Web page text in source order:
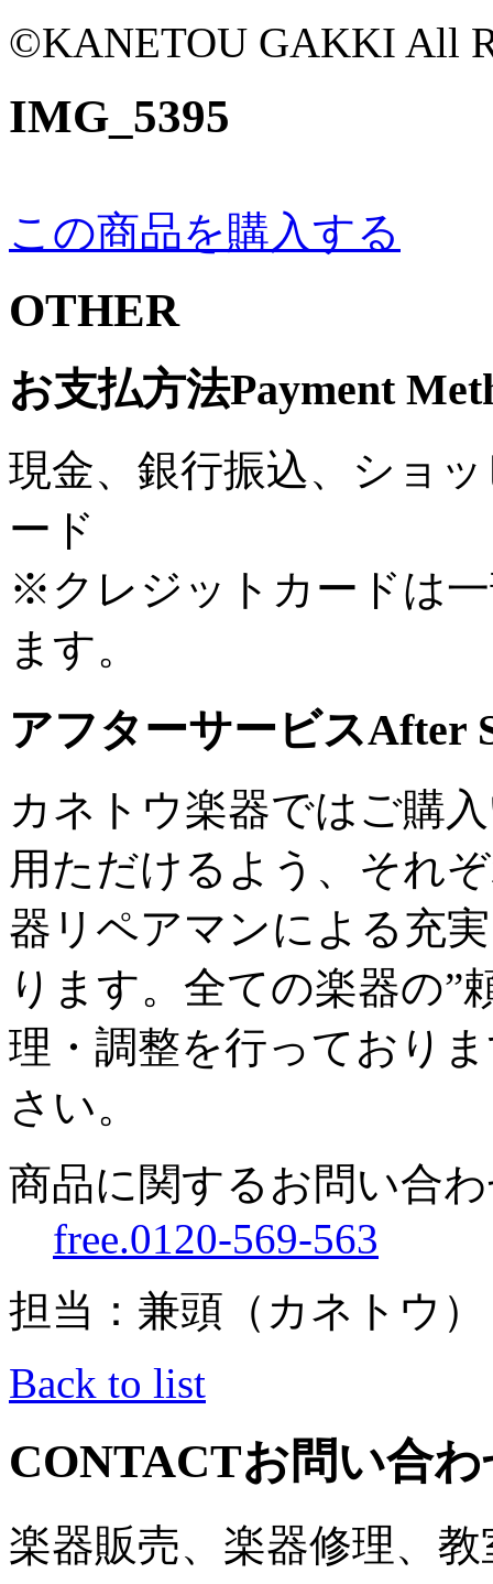
©KANETOU GAKKI All
IMG_5395
この商品を購入する
OTHER
お支払方法Payment
現金、銀行振込、ショ
ード
※クレジットカードは
ます。
アフターサービスAfter
カネトウ楽器ではご購
用ただけるよう、それ
器リペアマンによる充
ります。全ての楽器の”
理・調整を行っており
さい。
商品に関するお問い合
free.0120-569-563
担当：兼頭（カネトウ）
Back to list
CONTACTお問い合
楽器販売、楽器修理、